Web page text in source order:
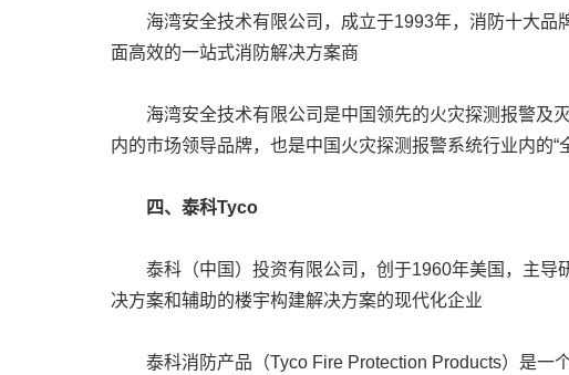
海湾安全技术有限公司，成立于1993年，消防十大品
面高效的一站式消防解决方案商
海湾安全技术有限公司是中国领先的火灾探测报警及
内的市场领导品牌，也是中国火灾探测报警系统行业内的“
四、泰科Tyco
泰科（中国）投资有限公司，创于1960年美国，主导
决方案和辅助的楼宇构建解决方案的现代化企业
泰科消防产品（Tyco Fire Protection Products）是一